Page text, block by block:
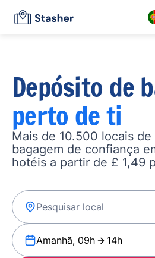
Depósito de
perto de ti
Mais de 10.500 locais
bagagem de confiança
hotéis a partir de £ 1,49
Amanhã, 09h 14h